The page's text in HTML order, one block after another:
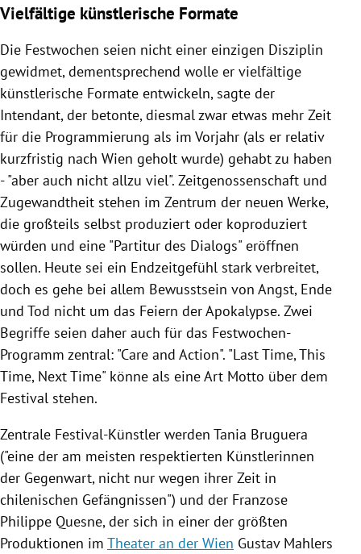
Vielfältige künstlerische Formate
Die Festwochen seien nicht einer einzigen Disziplin
gewidmet, dementsprechend wolle er vielfältige
künstlerische Formate entwickeln, sagte der
Intendant, der betonte, diesmal zwar etwas mehr Zeit
für die Programmierung als im Vorjahr (als er relativ
kurzfristig nach Wien geholt wurde) gehabt zu haben
- "aber auch nicht allzu viel". Zeitgenossenschaft und
Zugewandtheit stehen im Zentrum der neuen Werke,
die großteils selbst produziert oder koproduziert
würden und eine "Partitur des Dialogs" eröffnen
sollen. Heute sei ein Endzeitgefühl stark verbreitet,
doch es gehe bei allem Bewusstsein von Angst, Ende
und Tod nicht um das Feiern der Apokalypse. Zwei
Begriffe seien daher auch für das Festwochen-
Programm zentral: "Care and Action". "Last Time, This
Time, Next Time" könne als eine Art Motto über dem
Festival stehen.
Zentrale Festival-Künstler werden Tania Bruguera
("eine der am meisten respektierten Künstlerinnen
der Gegenwart, nicht nur wegen ihrer Zeit in
chilenischen Gefängnissen") und der Franzose
Philippe Quesne, der sich in einer der größten
Produktionen im Theater an der Wien Gustav Mahlers